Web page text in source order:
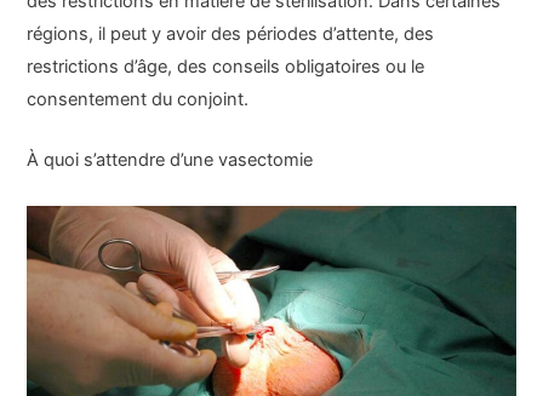
régions, il peut y avoir des périodes d’attente, des
restrictions d’âge, des conseils obligatoires ou le
consentement du conjoint.
À quoi s’attendre d’une vasectomie